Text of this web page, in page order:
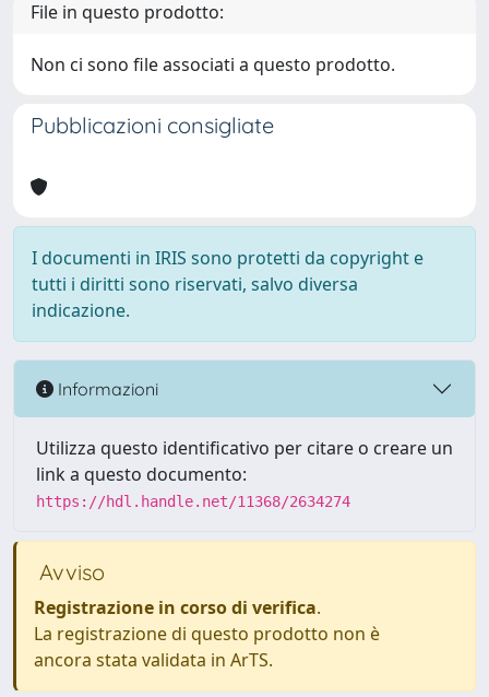
File in questo prodotto:
Non ci sono file associati a questo prodotto.
Pubblicazioni consigliate
I documenti in IRIS sono protetti da copyright e
tutti i diritti sono riservati, salvo diversa
indicazione.
Informazioni
Utilizza questo identificativo per citare o creare un
link a questo documento:
https://hdl.handle.net/11368/2634274
Avviso
Registrazione in corso di verifica.
La registrazione di questo prodotto non è
ancora stata validata in ArTS.